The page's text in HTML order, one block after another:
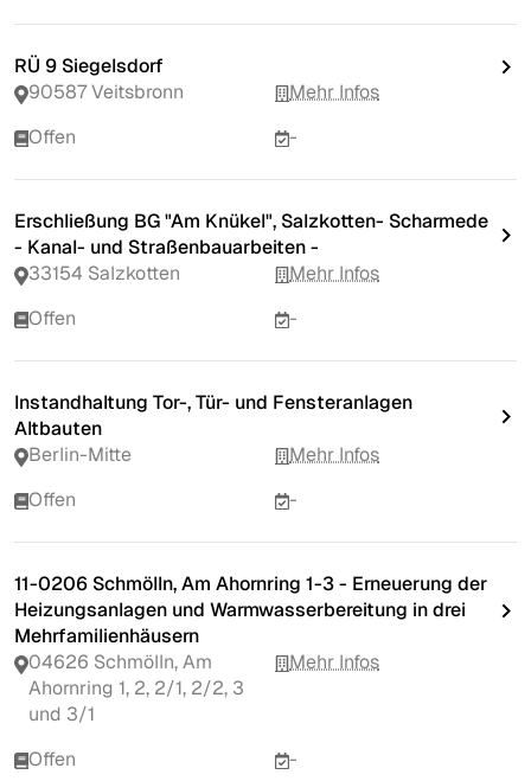
RÜ 9 Siegelsdorf
90587 Veitsbronn
Mehr Infos
Offen
-
Erschließung BG "Am Knükel", Salzkotten- Scharmede
- Kanal- und Straßenbauarbeiten -
33154 Salzkotten
Mehr Infos
Offen
-
Instandhaltung Tor-, Tür- und Fensteranlagen
Altbauten
Berlin-Mitte
Mehr Infos
Offen
-
11-0206 Schmölln, Am Ahornring 1-3 - Erneuerung der
Heizungsanlagen und Warmwasserbereitung in drei
Mehrfamilienhäusern
04626 Schmölln, Am
Ahornring 1, 2, 2/1, 2/2, 3
und 3/1
Mehr Infos
Offen -